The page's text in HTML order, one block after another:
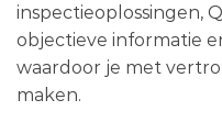
inspectieoplossingen,
objectieve informatie
waardoor je met
maken.